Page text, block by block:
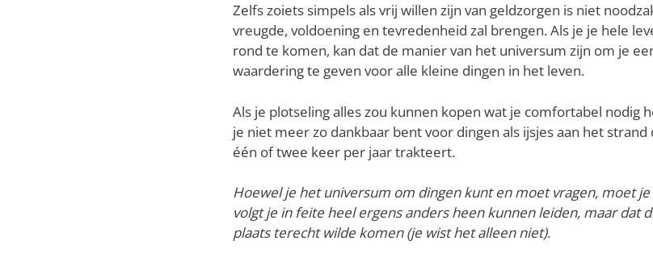
Zelfs zoiets simpels als vrij willen zijn van geldzorgen is niet
vreugde, voldoening en tevredenheid zal brengen. Als je je hele
rond te komen, kan dat de manier van het universum zijn om je
waardering te geven voor alle kleine dingen in het leven.
Als je plotseling alles zou kunnen kopen wat je comfortabel nodig
je niet meer zo dankbaar bent voor dingen als ijsjes aan het
één of twee keer per jaar trakteert.
Hoewel je het universum om dingen kunt en moet vragen, moet
volgt je in feite heel ergens anders heen kunnen leiden, maar dat
plaats terecht wilde komen (je wist het alleen niet).